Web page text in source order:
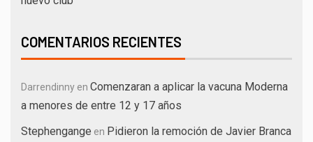
COMENTARIOS RECIENTES
Darrendinny en Comenzaran a aplicar la vacuna Moderna
a menores de entre 12 y 17 años
Stephengange en Pidieron la remoción de Javier Branca